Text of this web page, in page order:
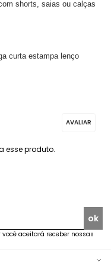
shorts, saias ou calças
curta estampa lenço
esse produto.
ok
aceitará receber nossas